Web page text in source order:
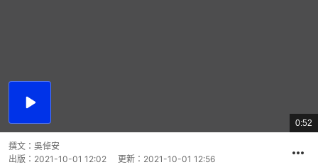
播
總
共
0:52
撰文： 吳倬安
出版： 2021-10-01 12:02 更新： 2021-10-01 12:56